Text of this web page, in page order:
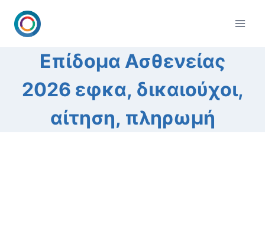
content
Επίδομα Ασθενείας
2026 εφκα, δικαιούχοι,
αίτηση, πληρωμή